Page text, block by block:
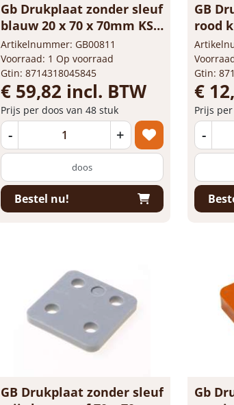
Gb Drukplaat zonder sleuf
blauw 20 x 70 x 70mm KS
34720
Artikelnummer: GB00811
Voorraad: 1 Op voorraad
Gtin: 8714318045845
€ 59,82 incl. BTW
Prijs per doos van 48 stuk
- +
doos
Bestel nu!
GB
rood
5mm
Gtin:
€
Prijs
-
GB Drukplaat zonder sleuf
Gb